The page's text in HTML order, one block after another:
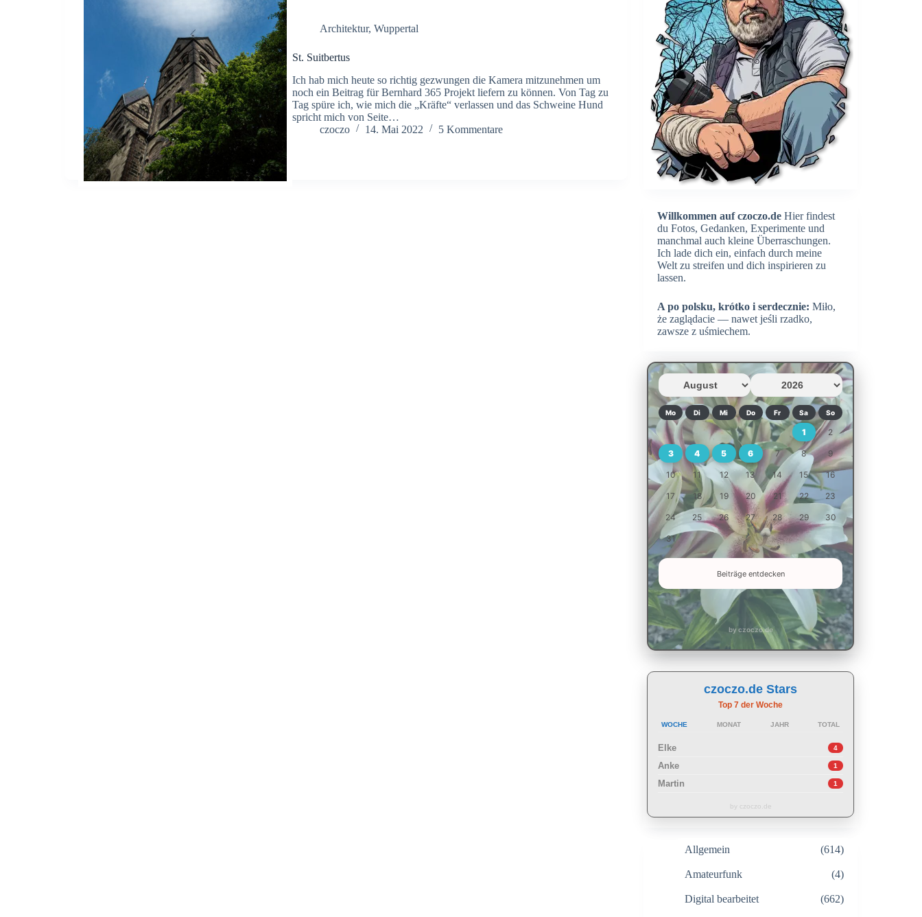
Architektur,Wuppertal
St. Suitbertus
Ich hab mich heute so richtig gezwungen die Kamera mitzunehmen um
noch ein Beitrag für Bernhard 365 Projekt liefern zu können. Von Tag zu
Tag spüre ich, wie mich die „Kräfte“ verlassen und das Schweine Hund
spricht mich von Seite…
czoczo
14. Mai 2022 5 Kommentare
Willkommen auf czoczo.de Hier findest
du Fotos, Gedanken, Experimente und
manchmal auch kleine Überraschungen.
Ich lade dich ein, einfach durch meine
Welt zu streifen und dich inspirieren zu
lassen.
A po polsku, krótko i serdecznie: Miło,
że zaglądacie — nawet jeśli rzadko,
zawsze z uśmiechem.
Mo Di Mi Do Fr Sa So
1 2
3 4 5 6 7 8 9
10 11 12 13 14 15 16
17 18 19 20 21 22 23
24 25 26 27 28 29 30
31
Beiträge entdecken
by czoczo.de
czoczo.de Stars
Top 7 der Woche
WOCHE MONAT JAHR TOTAL
Elke 4
Anke 1
Martin 1
by czoczo.de
Allgemein (614)
Amateurfunk (4)
Digital bearbeitet (662)